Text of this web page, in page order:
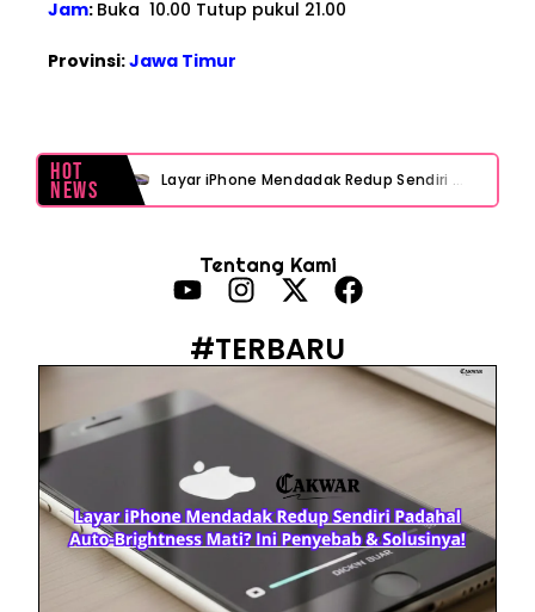
Jam: Buka 10.00 Tutup pukul 21.00
Provinsi:Jawa Timur
Hot
News Layar iPhone Mendadak Redup Sendiri Padahal Auto-Brightness Mati? Ini Penyebab & Solusinya!
Prabowo Sebut ‘Londo Ireng’, Ray Rangkuti Desak DPR Bersikap, Ini Ulasan Politiknya
MAKI Soroti Penahanan Eks Jampidsus Febrie Adriansyah Tanpa Rompi Pink
Babak Baru Kasus Febrie Adriansyah, Rencana Praperadilan Penyitaan Emas dan Uang Tunai Jadi Sorotan
Baterai Apple Watch Cepat Boros? Ini Penyebab dan Cara Mengatasinya
Tentang Kami
#TERBARU